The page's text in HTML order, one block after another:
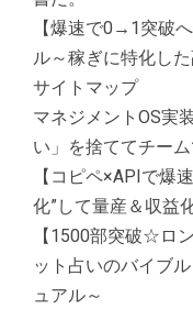
【爆速で0→1突破
ル～稼ぎに特化し
サイトマップ
マネジメントOS実
い」を捨ててチー
【コピペ×APIで爆
化”して量産＆収益
【1500部突破☆ロ
ット占いのバイブ
ュアル～